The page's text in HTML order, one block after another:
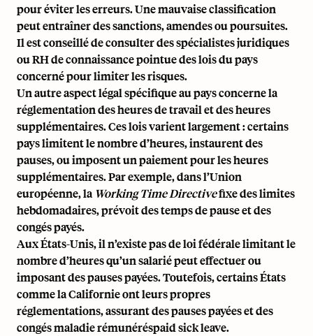
pour éviter les erreurs. Une mauvaise classification
peut entraîner des sanctions, amendes ou poursuites.
Il est conseillé de consulter des spécialistes juridiques
ou RH de connaissance pointue des lois du pays
concerné pour limiter les risques.
Un autre aspect légal spécifique au pays concerne la
réglementation des heures de travail et des heures
supplémentaires. Ces lois varient largement : certains
pays limitent le nombre d’heures, instaurent des
pauses, ou imposent un paiement pour les heures
supplémentaires. Par exemple, dans l’Union
européenne, la Working Time Directivefixe des limites
hebdomadaires, prévoit des temps de pause et des
congés payés.
Aux États-Unis, il n’existe pas de loi fédérale limitant le
nombre d’heures qu’un salarié peut effectuer ou
imposant des pauses payées. Toutefois, certains États
comme la Californie ont leurs propres
réglementations, assurant des pauses payées et des
congés maladie rémunéréspaid sick leave.